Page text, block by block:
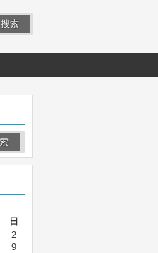
搜索
日
2
9